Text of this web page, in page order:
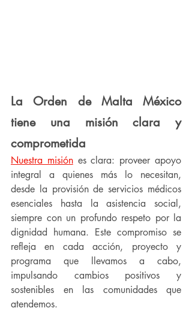
La Orden de Malta México
tiene una misión clara y
comprometida
Nuestra misión es clara: proveer apoyo
integral a quienes más lo necesitan,
desde la provisión de servicios médicos
esenciales hasta la asistencia social,
siempre con un profundo respeto por la
dignidad humana. Este compromiso se
refleja en cada acción, proyecto y
programa que llevamos a cabo,
impulsando cambios positivos y
sostenibles en las comunidades que
atendemos.